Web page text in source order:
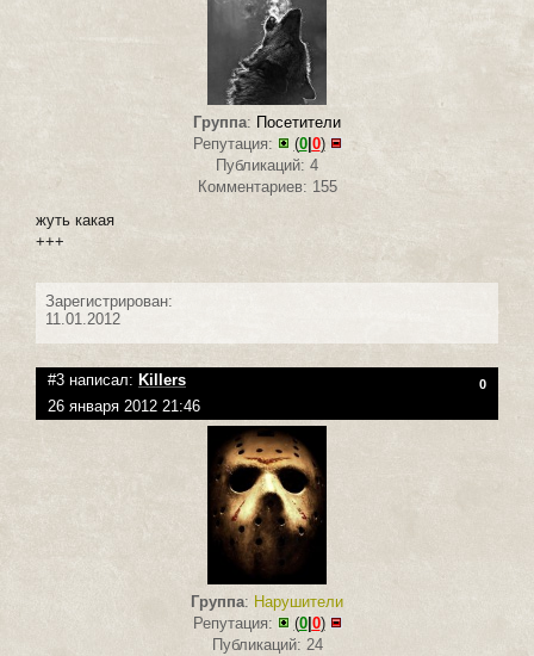
Группа: Посетители
Репутация:
(0| 0)
Публикаций: 4
Комментариев: 155
жуть какая
+++
Зарегистрирован:
11.01.2012
#3 написал: Killers 0
26 января 2012 21:46
Группа: Нарушители
Репутация:
(0| 0)
Публикаций: 24